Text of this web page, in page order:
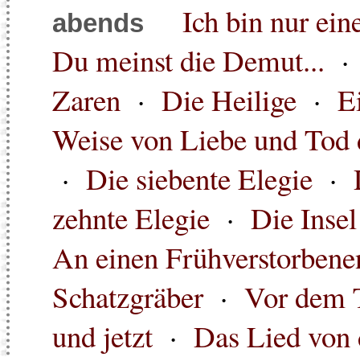
abends
Ich bin nur
Du meinst die Demut...
Zaren · Die Heilige ·
Weise von Liebe und
· Die siebente Elegie ·
zehnte Elegie · Die Insel
An einen
Schatzgräber· Vor dem
und jetzt · Das Lied von